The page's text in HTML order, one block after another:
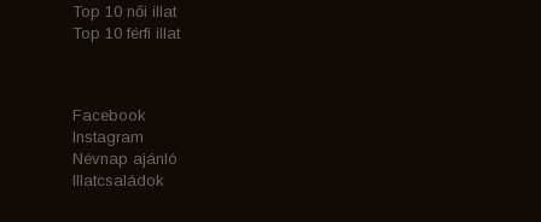
Top 10 női illat
Top 10 férfi illat
Facebook
Instagram
Névnap ajánló
Illatcsaládok